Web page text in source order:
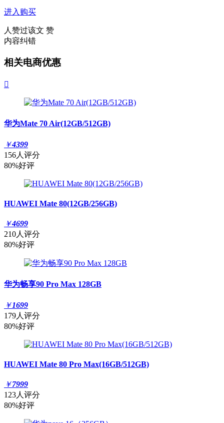
进入购买
人赞过该文 赞
内容纠错
相关电商优惠

华为Mate 70 Air(12GB/512GB)
￥4399
156人评分
80%好评
HUAWEI Mate 80(12GB/256GB)
￥4699
210人评分
80%好评
华为畅享90 Pro Max 128GB
￥1699
179人评分
80%好评
HUAWEI Mate 80 Pro Max(16GB/512GB)
￥7999
123人评分
80%好评